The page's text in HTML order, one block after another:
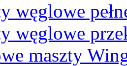
węglowe
węglowe
maszty